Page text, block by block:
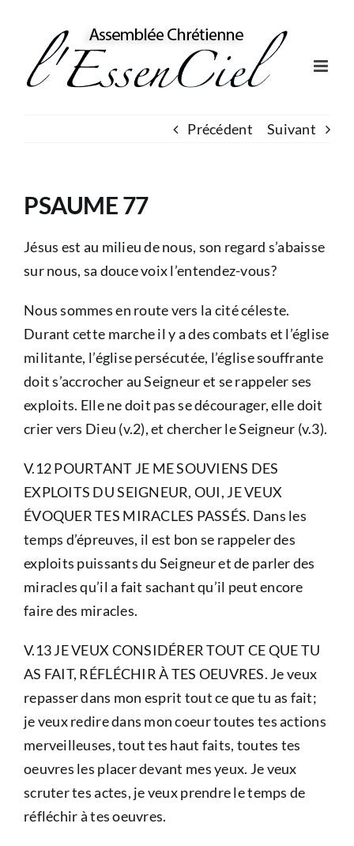
content
Précédent Suivant
PSAUME 77
Jésus est au milieu de nous, son regard s’abaisse
sur nous, sa douce voix l’entendez-vous?
Nous sommes en route vers la cité céleste.
Durant cette marche il y a des combats et l’église
militante, l’église persécutée, l’église souffrante
doit s’accrocher au Seigneur et se rappeler ses
exploits. Elle ne doit pas se décourager, elle doit
crier vers Dieu (v.2), et chercher le Seigneur (v.3).
V.12 POURTANT JE ME SOUVIENS DES
EXPLOITS DU SEIGNEUR, OUI, JE VEUX
ÉVOQUER TES MIRACLES PASSÉS. Dans les
temps d’épreuves, il est bon se rappeler des
exploits puissants du Seigneur et de parler des
miracles qu’il a fait sachant qu’il peut encore
faire des miracles.
V.13 JE VEUX CONSIDÉRER TOUT CE QUE TU
AS FAIT, RÉFLÉCHIR À TES OEUVRES. Je veux
repasser dans mon esprit tout ce que tu as fait;
je veux redire dans mon coeur toutes tes actions
merveilleuses, tout tes haut faits, toutes tes
oeuvres les placer devant mes yeux. Je veux
scruter tes actes, je veux prendre le temps de
réfléchir à tes oeuvres.